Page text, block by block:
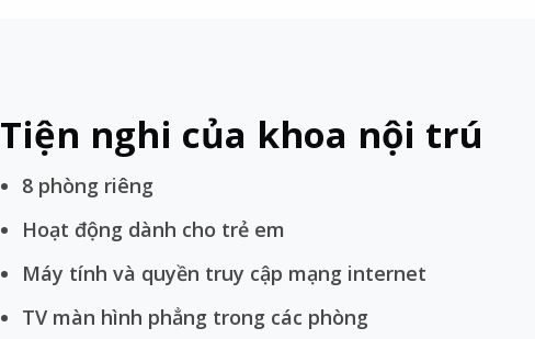
Tiện nghi của khoa nội trú
8 phòng riêng
Hoạt động dành cho trẻ em
Máy tính và quyền truy cập mạng internet
TV màn hình phẳng trong các phòng